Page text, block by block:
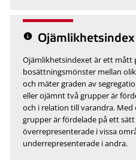
Ojämlikhetsindex
Ojämlikhetsindexet är ett mått
bosättningsmönster mellan
och mäter graden av
eller ojämnt två grupper är
och i relation till varandra.
grupper är fördelade på ett
överrepresenterade i vissa
underrepresenterade i andra.